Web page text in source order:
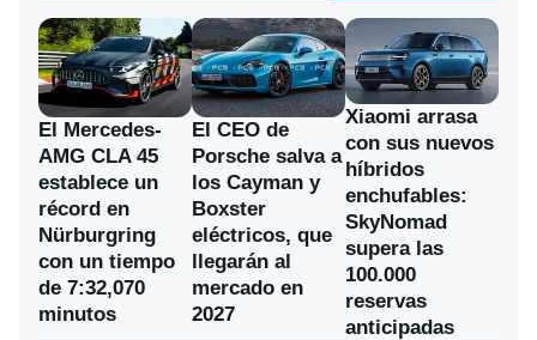
El Mercedes-
AMG CLA 45
establece un
récord en
Nürburgring
con un tiempo
de 7:32,070
minutos
El CEO de
Porsche salva a
los Cayman y
Boxster
eléctricos, que
llegarán al
mercado en
2027
Xiaomi arrasa
con sus nuevos
híbridos
enchufables:
SkyNomad
supera las
100.000
reservas
anticipadas